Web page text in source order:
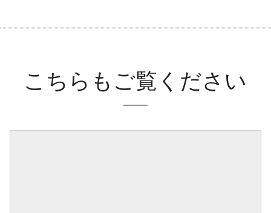
こちらもご覧ください